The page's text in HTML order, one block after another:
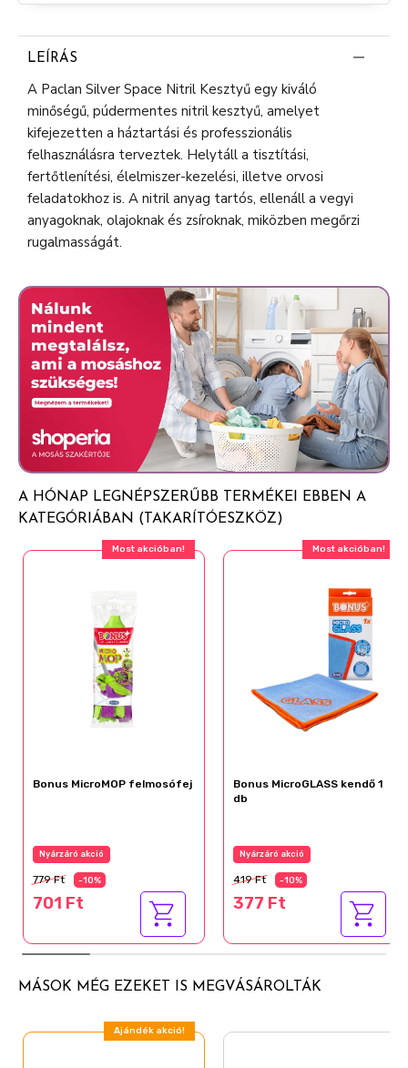
LEÍRÁS
A Paclan Silver Space Nitril Kesztyű egy kiváló
minőségű, púdermentes nitril kesztyű, amelyet
kifejezetten a háztartási és professzionális
felhasználásra terveztek. Helytáll a tisztítási,
fertőtlenítési, élelmiszer-kezelési, illetve orvosi
feladatokhoz is. A nitril anyag tartós, ellenáll a vegyi
anyagoknak, olajoknak és zsíroknak, miközben megőrzi
rugalmasságát.
A HÓNAP LEGNÉPSZERŰBB TERMÉKEI EBBEN A
KATEGÓRIÁBAN (TAKARÍTÓESZKÖZ)
Most akcióban!
Bonus MicroMOP felmosófej
Nyárzáró akció
779 Ft -10%
701 Ft
Most akcióban!
Bonus MicroGLASS kendő 1
db
Nyárzáró akció
419 Ft -10%
377 Ft
MÁSOK MÉG EZEKET IS MEGVÁSÁROLTÁK
Ajándék akció!